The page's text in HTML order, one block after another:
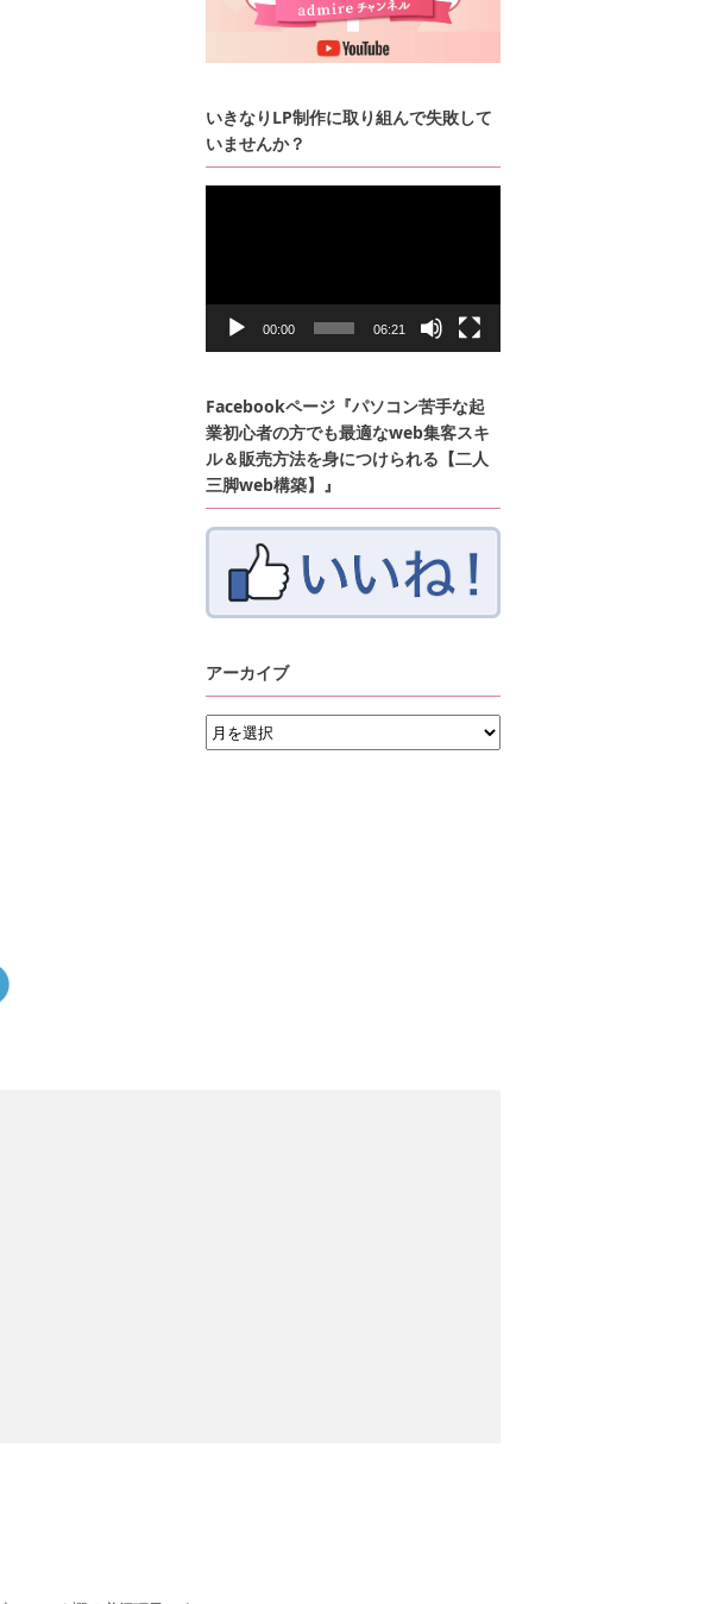
いきなりLP制作に取り組んで失敗して
いませんか？
動
00:00 06:21
Facebookページ『パソコン苦手な起
業初心者の方でも最適なweb集客スキ
ル＆販売方法を身につけられる【二人
三脚web構築】』
アーカイブ
ア
ー
カ